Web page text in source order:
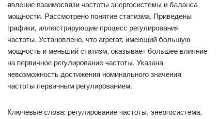
явление взаимосвязи частоты энергосистемы и баланса
мощности. Рассмотрено понятие статизма. Приведены
графики, иллюстрирующие процесс регулирования
частоты. Установлено, что агрегат, имеющий большую
мощность и меньший статизм, оказывает большее влияние
на первичное регулирование частоты. Указана
невозможность достижения номинального значения
частоты первичным регулированием.
Ключевые слова: регулирование частоты, энергосистема,